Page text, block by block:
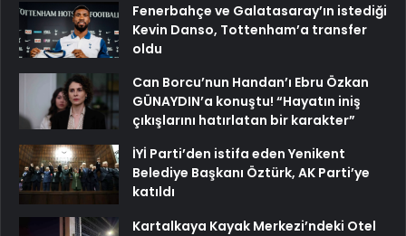
Fenerbahçe ve Galatasaray’ın istediği
Kevin Danso, Tottenham’a transfer
oldu
Can Borcu’nun Handan’ı Ebru Özkan
GÜNAYDIN’a konuştu! “Hayatın iniş
çıkışlarını hatırlatan bir karakter”
İYİ Parti’den istifa eden Yenikent
Belediye Başkanı Öztürk, AK Parti’ye
katıldı
Kartalkaya Kayak Merkezi’ndeki Otel